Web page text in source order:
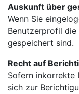
Auskunft über
Wenn Sie
Benutzerprofil die
gespeichert sind.
Recht auf
Sofern inkorrekte
sich zur